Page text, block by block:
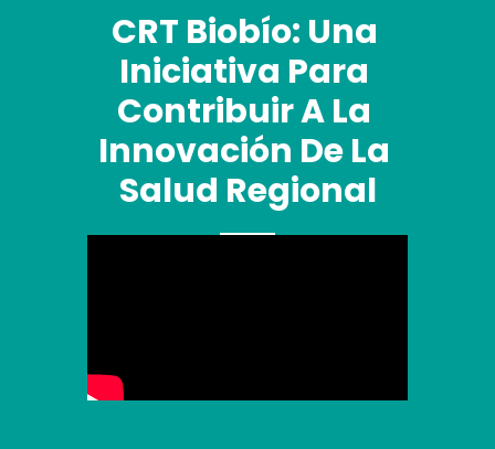
CRT Biobío: Una
Iniciativa Para
Contribuir A La
Innovación De La
Salud Regional